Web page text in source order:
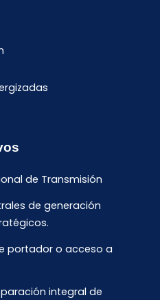
de Transmisión
de generación
portador o acceso a
integral de